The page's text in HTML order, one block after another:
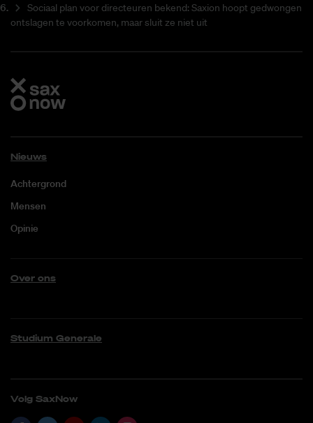
Sociaal plan voor directeuren bekend: Saxion hoopt gedwongen
ontslagen te voorkomen, maar sluit ze niet uit
Nieuws
Achtergrond
Mensen
Opinie
Over ons
Studium Generale
Volg SaxNow